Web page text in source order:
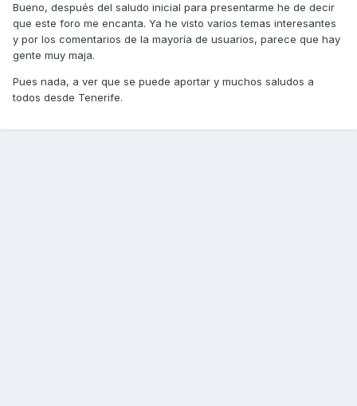
Bueno, después del saludo inicial para presentarme he de decir
que este foro me encanta. Ya he visto varios temas interesantes
y por los comentarios de la mayoría de usuarios, parece que hay
gente muy maja.
Pues nada, a ver que se puede aportar y muchos saludos a
todos desde Tenerife.